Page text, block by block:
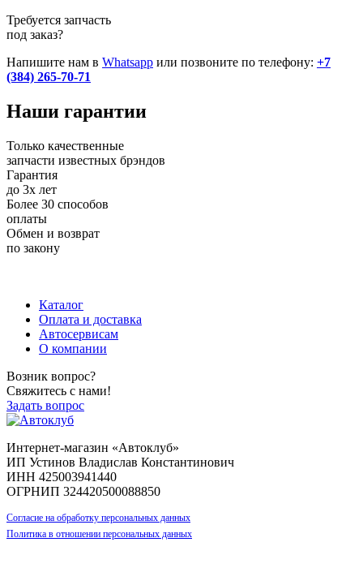
Требуется запчасть
под заказ?
Напишите нам в Whatsapp или позвоните по телефону: +7
(384) 265-70-71
Наши гарантии
Только качественные
запчасти известных брэндов
Гарантия
до 3х лет
Более 30 способов
оплаты
Обмен и возврат
по закону
Каталог
Оплата и доставка
Автосервисам
О компании
Возник вопрос?
Свяжитесь с нами!
Задать вопрос
Интернет-магазин «Автоклуб»
ИП Устинов Владислав Константинович
ИНН 425003941440
ОГРНИП 324420500088850
Согласие на обработку персональных данных
Политика в отношении персональных данных